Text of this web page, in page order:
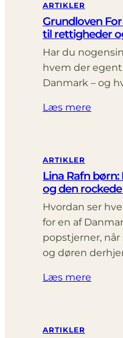
ARTIKLER
Grundloven
til rettigheder
Har du
hvem der
Danmark – og
Læs mere
ARTIKLER
Lina Rafn børn:
og den
Hvordan ser
for en af
popstjerner,
og døren
Læs mere
ARTIKLER